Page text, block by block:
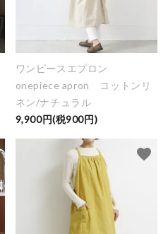
ワンピースエプロン
onepiece apron コットンリ
ネン/ナチュラル
9,900円(税900円)
favorite